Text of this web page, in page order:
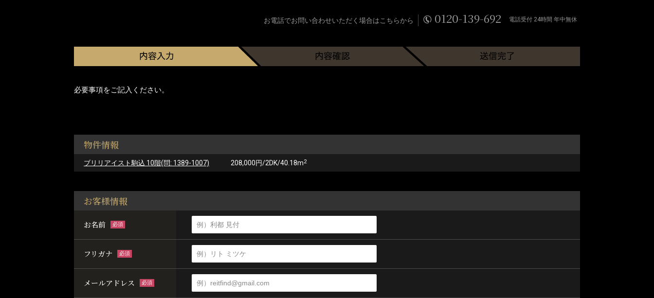
お電話でお問い合わせいただく場合はこちらから 0120-139-692 電話受付 24時間 年中無休
必要事項をご記入ください。
物件情報
ブリリアイスト駒込 10階(問: 1389-1007) 208,000円/2DK/40.18m2
お客様情報
お名前 必須
フリガナ 必須
メールアドレス 必須